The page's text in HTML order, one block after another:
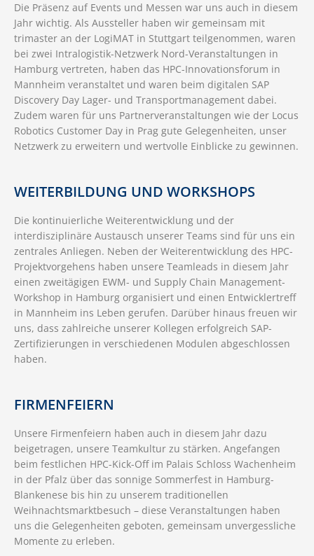
Die Präsenz auf Events und Messen war uns auch in diesem
Jahr wichtig. Als Aussteller haben wir gemeinsam mit
trimaster an der LogiMAT in Stuttgart teilgenommen, waren
bei zwei Intralogistik-Netzwerk Nord-Veranstaltungen in
Hamburg vertreten, haben das HPC-Innovationsforum in
Mannheim veranstaltet und waren beim digitalen SAP
Discovery Day Lager- und Transportmanagement dabei.
Zudem waren für uns Partnerveranstaltungen wie der Locus
Robotics Customer Day in Prag gute Gelegenheiten, unser
Netzwerk zu erweitern und wertvolle Einblicke zu gewinnen.
WEITERBILDUNG UND WORKSHOPS
Die kontinuierliche Weiterentwicklung und der
interdisziplinäre Austausch unserer Teams sind für uns ein
zentrales Anliegen. Neben der Weiterentwicklung des HPC-
Projektvorgehens haben unsere Teamleads in diesem Jahr
einen zweitägigen EWM- und Supply Chain Management-
Workshop in Hamburg organisiert und einen Entwicklertreff
in Mannheim ins Leben gerufen. Darüber hinaus freuen wir
uns, dass zahlreiche unserer Kollegen erfolgreich SAP-
Zertifizierungen in verschiedenen Modulen abgeschlossen
haben.
FIRMENFEIERN
Unsere Firmenfeiern haben auch in diesem Jahr dazu
beigetragen, unsere Teamkultur zu stärken. Angefangen
beim festlichen HPC-Kick-Off im Palais Schloss Wachenheim
in der Pfalz über das sonnige Sommerfest in Hamburg-
Blankenese bis hin zu unserem traditionellen
Weihnachtsmarktbesuch – diese Veranstaltungen haben
uns die Gelegenheiten geboten, gemeinsam unvergessliche
Momente zu erleben.